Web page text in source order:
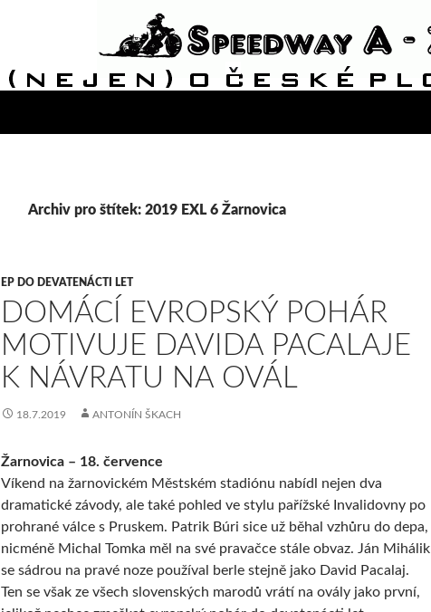
Archiv pro štítek: 2019 EXL 6 Žarnovica
EP DO DEVATENÁCTI LET
DOMÁCÍ EVROPSKÝ POHÁR
MOTIVUJE DAVIDA PACALAJE
K NÁVRATU NA OVÁL
18.7.2019 ANTONÍN ŠKACH
Žarnovica – 18. července
Víkend na žarnovickém Městském stadiónu nabídl nejen dva
dramatické závody, ale také pohled ve stylu pařížské Invalidovny po
prohrané válce s Pruskem. Patrik Búri sice už běhal vzhůru do depa,
nicméně Michal Tomka měl na své pravačce stále obvaz. Ján Mihálik
se sádrou na pravé noze používal berle stejně jako David Pacalaj.
Ten se však ze všech slovenských marodů vrátí na ovály jako první,